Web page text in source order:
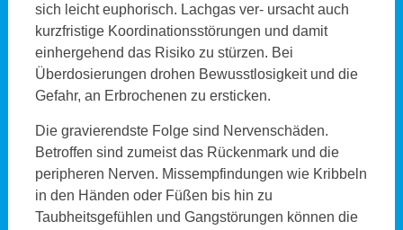
sich leicht euphorisch. Lachgas ver- ursacht auch
kurzfristige Koordinationsstörungen und damit
einhergehend das Risiko zu stürzen. Bei
Überdosierungen drohen Bewusstlosigkeit und die
Gefahr, an Erbrochenen zu ersticken.
Die gravierendste Folge sind Nervenschäden.
Betroffen sind zumeist das Rückenmark und die
peripheren Nerven. Missempfindungen wie Kribbeln
in den Händen oder Füßen bis hin zu
Taubheitsgefühlen und Gangstörungen können die